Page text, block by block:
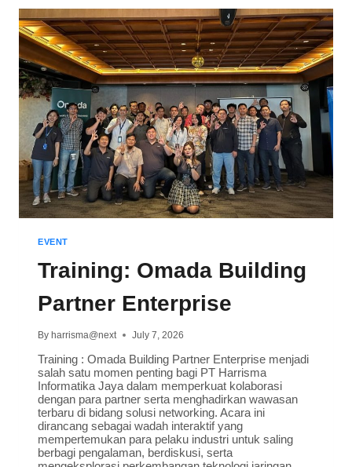
EVENT
Training: Omada Building
Partner Enterprise
By harrisma@next July 7, 2026
Training : Omada Building Partner Enterprise menjadi
salah satu momen penting bagi PT Harrisma
Informatika Jaya dalam memperkuat kolaborasi
dengan para partner serta menghadirkan wawasan
terbaru di bidang solusi networking. Acara ini
dirancang sebagai wadah interaktif yang
mempertemukan para pelaku industri untuk saling
berbagi pengalaman, berdiskusi, serta